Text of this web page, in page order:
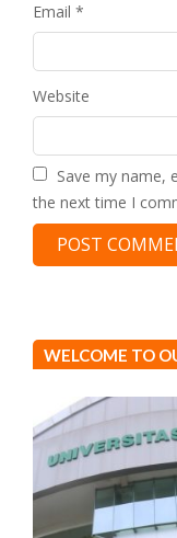
Email *
Website
Save my name,
the next time I
WELCOME TO